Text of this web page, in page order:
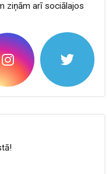
ziņām arī sociālajos